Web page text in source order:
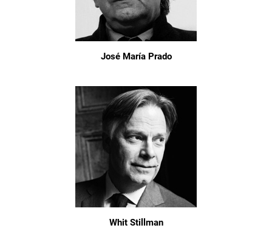
José María Prado
Whit Stillman